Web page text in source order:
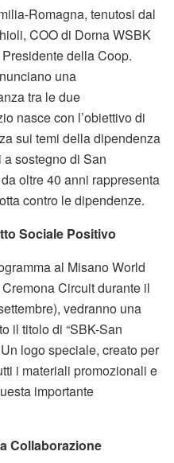
Romagna, tenutosi dal
COO di Dorna WSBK
della Coop.
una
tra le due
nasce con l’obiettivo di
sui temi della dipendenza
sostegno di San
oltre 40 anni rappresenta
contro le dipendenze.
Sociale Positivo
al Misano World
Circuit durante il
vedranno una
il titolo di “SBK-San
logo speciale, creato per
i materiali promozionali e
importante
Collaborazione